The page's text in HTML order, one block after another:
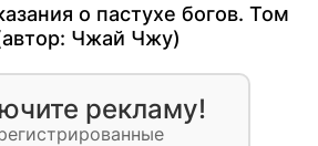
о пастухе богов. Том
Чжай Чжу)
рекламу!